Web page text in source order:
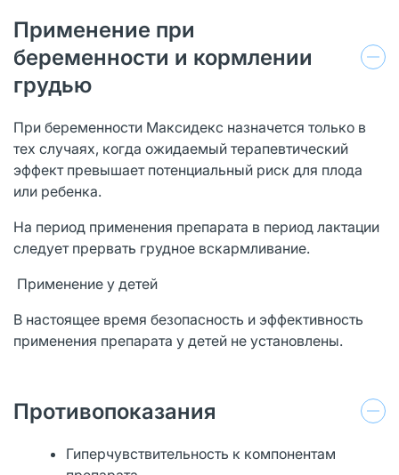
Применение при
беременности и кормлении
грудью
При беременности Максидекс назначется только в
тех случаях, когда ожидаемый терапевтический
эффект превышает потенциальный риск для плода
или ребенка.
На период применения препарата в период лактации
следует прервать грудное вскармливание.
Применение у детей
В настоящее время безопасность и эффективность
применения препарата у детей не установлены.
Противопоказания
Гиперчувствительность к компонентам